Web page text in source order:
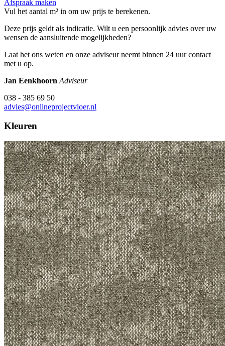
Afspraak maken
Vul het aantal m² in om uw prijs te berekenen.
Deze prijs geldt als indicatie. Wilt u een persoonlijk advies over uw
wensen de aansluitende mogelijkheden?
Laat het ons weten en onze adviseur neemt binnen 24 uur contact
met u op.
Jan Eenkhoorn Adviseur
038 - 385 69 50
advies@onlineprojectvloer.nl
Kleuren